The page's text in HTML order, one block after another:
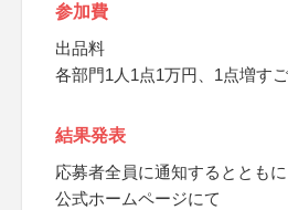
参加費
出品料
各部門1人1点1万円、1点増す
結果発表
応募者全員に通知するととも
公式ホームページにて